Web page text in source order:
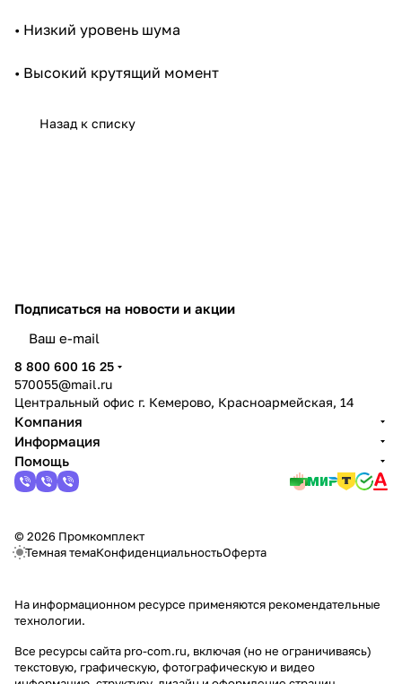
• Низкий уровень шума
• Высокий крутящий момент
Назад к списку
Подписаться на новости и акции
8 800 600 16 25
570055@mail.ru
Центральный офис г. Кемерово, Красноармейская, 14
Компания
Информация
Помощь
© 2026 Промкомплект
Темная темаКонфиденциальностьОферта
На информационном ресурсе применяются рекомендательные
технологии.
Все ресурсы сайта pro-com.ru, включая (но не ограничиваясь)
текстовую, графическую, фотографическую и видео